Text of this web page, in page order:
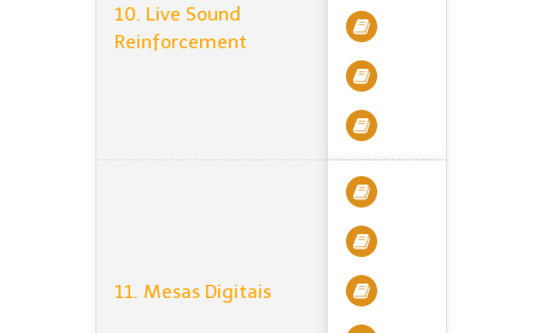
10. Live Sound
Reinforcement
11. Mesas Digitais